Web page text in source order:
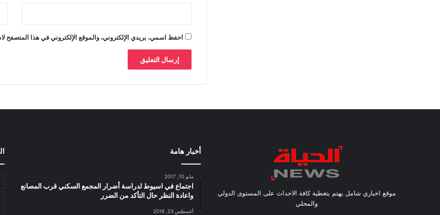
احفظ اسمي، بريدي الإلكتروني، والموقع الإلكتروني في هذا المتصفح
موقع اخباري شامل يهتم بتغطية كافة الاحداث على المستوى الدولي
والمحلي
أخبار هامة
مايو 10, 2017
اجتماع في اسيوط لدراسة أضرار المجمع السكني قرب المصانع
واعادة النظر حال التأكد من الضرر
أغسطس 23, 2016